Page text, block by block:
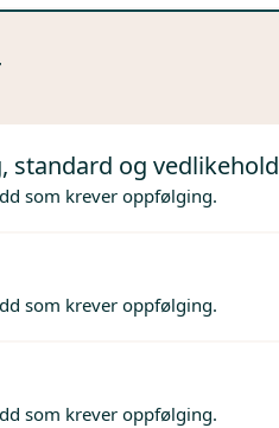
standard og vedlikehold
som krever oppfølging.
som krever oppfølging.
som krever oppfølging.